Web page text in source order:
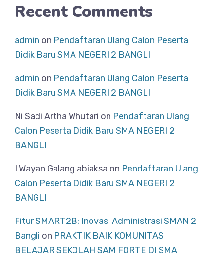
Recent Comments
admin on Pendaftaran Ulang Calon Peserta
Didik Baru SMA NEGERI 2 BANGLI
admin on Pendaftaran Ulang Calon Peserta
Didik Baru SMA NEGERI 2 BANGLI
Ni Sadi Artha Whutari on Pendaftaran Ulang
Calon Peserta Didik Baru SMA NEGERI 2
BANGLI
I Wayan Galang abiaksa on Pendaftaran Ulang
Calon Peserta Didik Baru SMA NEGERI 2
BANGLI
Fitur SMART2B: Inovasi Administrasi SMAN 2
Bangli on PRAKTIK BAIK KOMUNITAS
BELAJAR SEKOLAH SAM FORTE DI SMA